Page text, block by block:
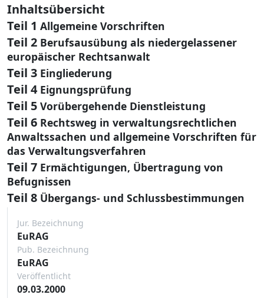
Inhaltsübersicht
Teil 1 Allgemeine Vorschriften
Teil 2 Berufsausübung als niedergelassener
europäischer Rechtsanwalt
Teil 3 Eingliederung
Teil 4 Eignungsprüfung
Teil 5 Vorübergehende Dienstleistung
Teil 6 Rechtsweg in verwaltungsrechtlichen
Anwaltssachen und allgemeine Vorschriften für
das Verwaltungsverfahren
Teil 7 Ermächtigungen, Übertragung von
Befugnissen
Teil 8 Übergangs- und Schlussbestimmungen
Jur. Bezeichnung
EuRAG
Pub. Bezeichnung
EuRAG
Veröffentlicht
09.03.2000